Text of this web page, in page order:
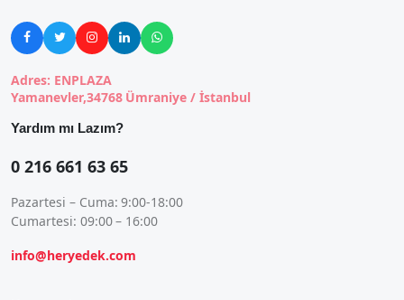
    
Adres: ENPLAZA
Yamanevler,34768 Ümraniye / İstanbul
Yardım mı Lazım?
0 216 661 63 65
Pazartesi – Cuma: 9:00-18:00
Cumartesi: 09:00 – 16:00
info@heryedek.com